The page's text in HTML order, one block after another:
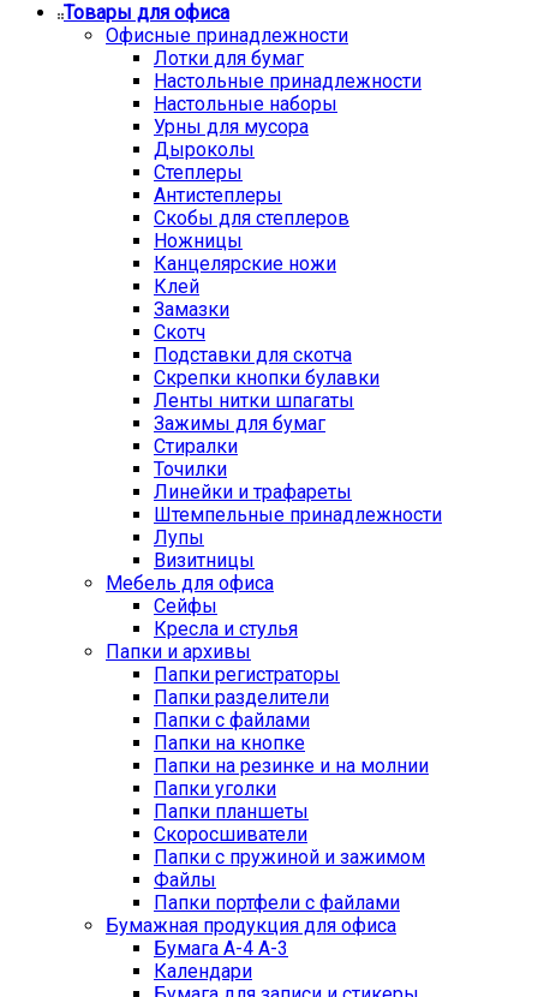
Товары для офиса
Офисные принадлежности
Лотки для бумаг
Настольные принадлежности
Настольные наборы
Урны для мусора
Дыроколы
Степлеры
Антистеплеры
Скобы для степлеров
Ножницы
Канцелярские ножи
Клей
Замазки
Скотч
Подставки для скотча
Скрепки кнопки булавки
Ленты нитки шпагаты
Зажимы для бумаг
Стиралки
Точилки
Линейки и трафареты
Штемпельные принадлежности
Лупы
Визитницы
Мебель для офиса
Сейфы
Кресла и стулья
Папки и архивы
Папки регистраторы
Папки разделители
Папки с файлами
Папки на кнопке
Папки на резинке и на молнии
Папки уголки
Папки планшеты
Скоросшиватели
Папки с пружиной и зажимом
Файлы
Папки портфели с файлами
Бумажная продукция для офиса
Бумага А-4 А-3
Календари